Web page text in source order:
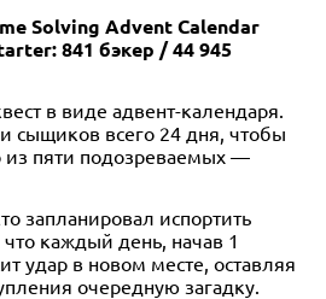
Solving Advent Calendar
841 бэкер / 44 945
в виде адвент-календаря.
сыщиков всего 24 дня, чтобы
из пяти подозреваемых —
запланировал испортить
каждый день, начав 1
удар в новом месте, оставляя
очередную загадку.